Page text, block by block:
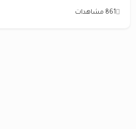
861 مشاهدات